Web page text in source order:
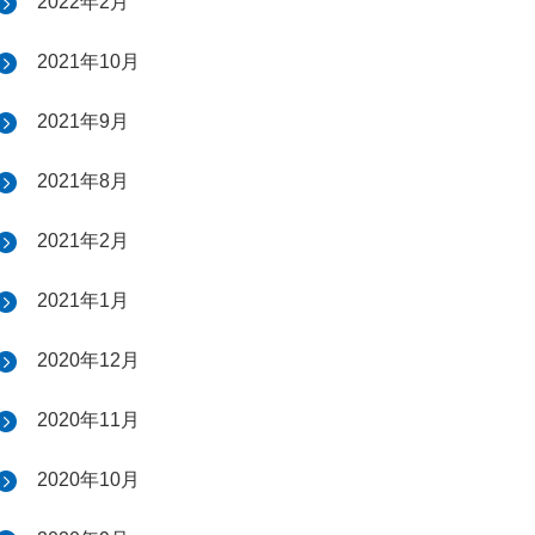
2021年10月
2021年9月
2021年8月
2021年2月
2021年1月
2020年12月
2020年11月
2020年10月